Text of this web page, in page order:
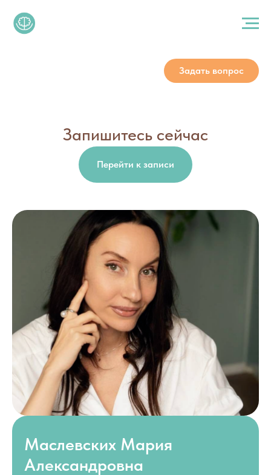
Задать вопрос
Запишитесь сейчас
Перейти к записи
Маслевских Мария
Александровна